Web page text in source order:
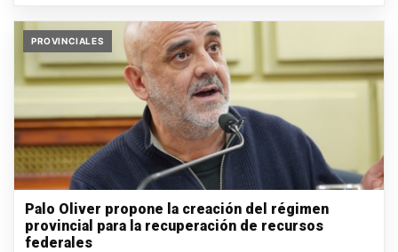
PROVINCIALES
Palo Oliver propone la creación del régimen
provincial para la recuperación de recursos
federales